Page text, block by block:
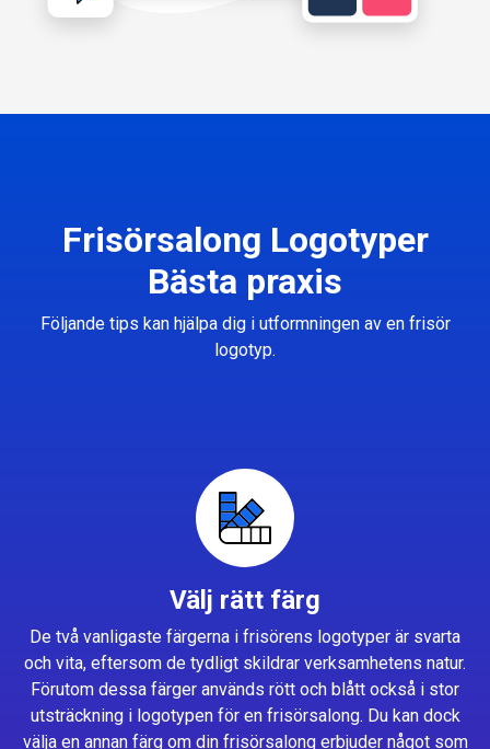
Frisörsalong Logotyper
Bästa praxis
Följande tips kan hjälpa dig i utformningen av en frisör
logotyp.
Välj rätt färg
De två vanligaste färgerna i frisörens logotyper är svarta
och vita, eftersom de tydligt skildrar verksamhetens natur.
Förutom dessa färger används rött och blått också i stor
utsträckning i logotypen för en frisörsalong. Du kan dock
välja en annan färg om din frisörsalong erbjuder något som